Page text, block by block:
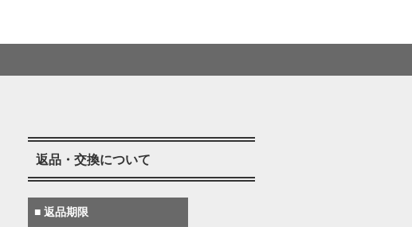
返品・交換について
■ 返品期限